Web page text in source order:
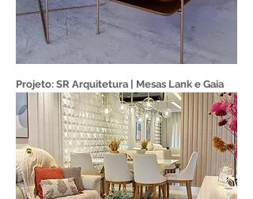
Projeto: SR Arquitetura | Mesas Lank e Gaia